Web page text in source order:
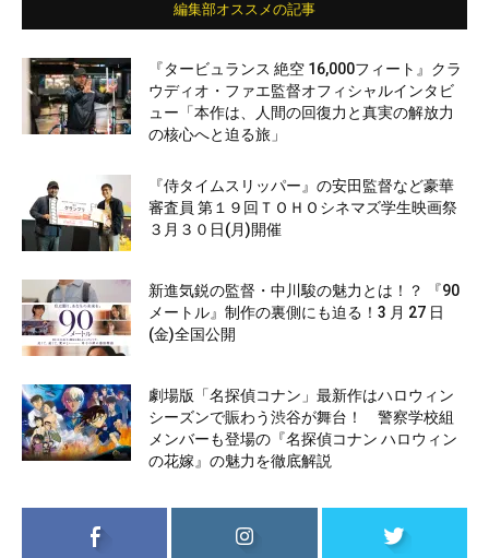
編集部オススメの記事
『タービュランス 絶空 16,000フィート』クラ
ウディオ・ファエ監督オフィシャルインタビ
ュー「本作は、人間の回復力と真実の解放力
の核心へと迫る旅」
『侍タイムスリッパー』の安田監督など豪華
審査員 第１９回ＴＯＨＯシネマズ学生映画祭
３月３０日(月)開催
新進気鋭の監督・中川駿の魅力とは！？ 『90
メートル』制作の裏側にも迫る！3 月 27 日
(金)全国公開
劇場版「名探偵コナン」最新作はハロウィン
シーズンで賑わう渋谷が舞台！ 警察学校組
メンバーも登場の『名探偵コナン ハロウィン
の花嫁』の魅力を徹底解説